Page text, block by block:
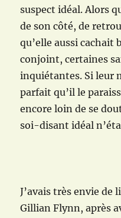
suspect idéal. Alors
de son côté, de
qu’elle aussi cachait
conjoint, certaines
inquiétantes. Si leur
parfait qu’il le
encore loin de se
soi-disant idéal
J’avais très envie de
Gillian Flynn, après